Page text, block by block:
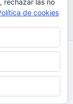
rechazar las no
de cookies